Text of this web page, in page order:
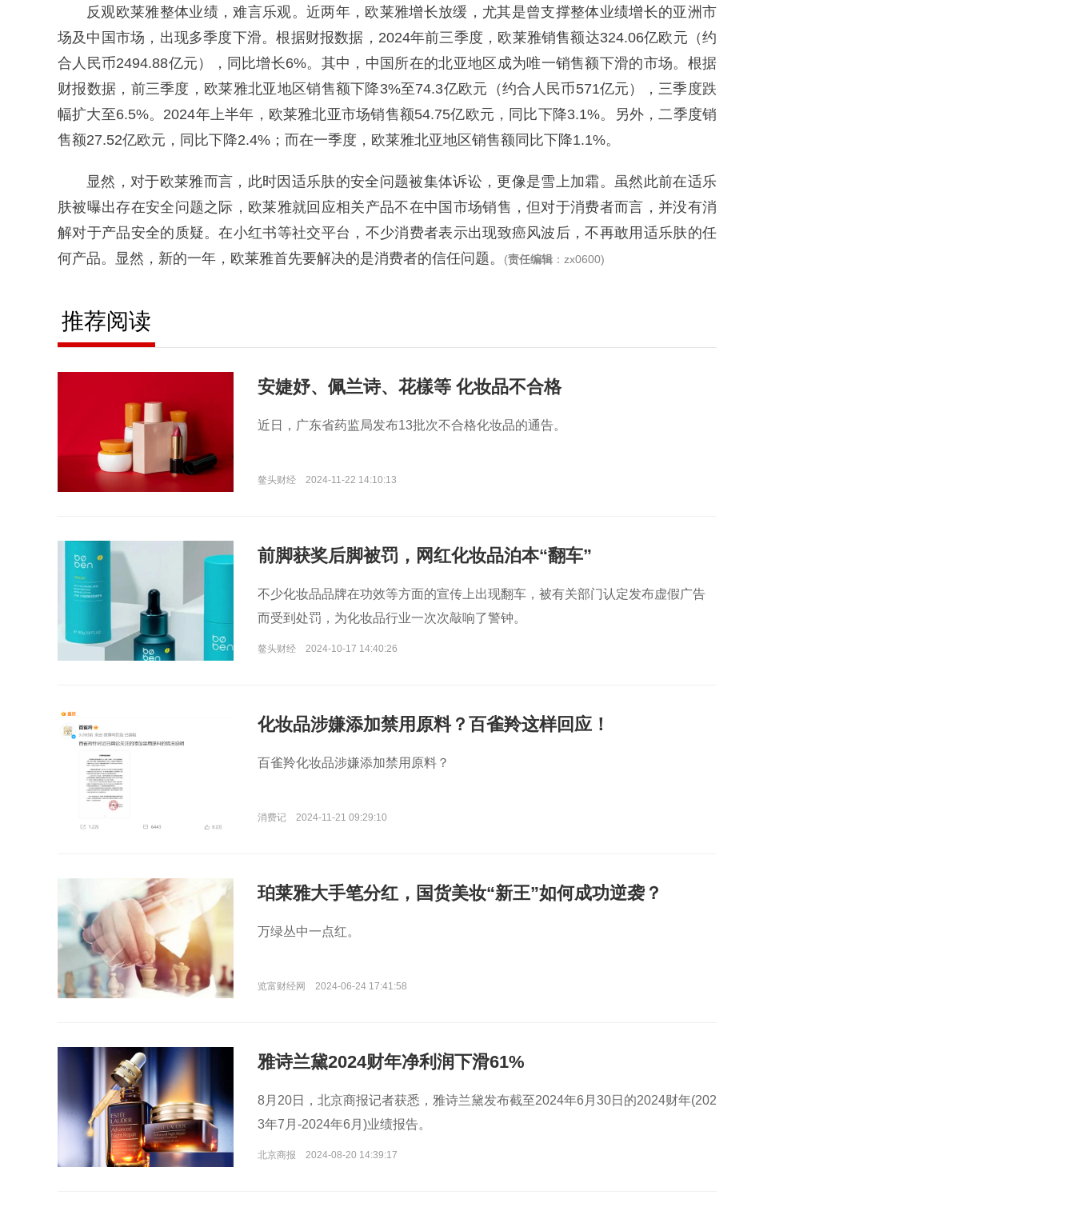
反观欧莱雅整体业绩，难言乐观。近两年，欧莱雅增长放缓，尤其是曾支撑整体业绩增长的亚洲市
场及中国市场，出现多季度下滑。根据财报数据，2024年前三季度，欧莱雅销售额达324.06亿欧元（约
合人民币2494.88亿元），同比增长6%。其中，中国所在的北亚地区成为唯一销售额下滑的市场。根据
财报数据，前三季度，欧莱雅北亚地区销售额下降3%至74.3亿欧元（约合人民币571亿元），三季度跌
幅扩大至6.5%。2024年上半年，欧莱雅北亚市场销售额54.75亿欧元，同比下降3.1%。另外，二季度销
售额27.52亿欧元，同比下降2.4%；而在一季度，欧莱雅北亚地区销售额同比下降1.1%。
显然，对于欧莱雅而言，此时因适乐肤的安全问题被集体诉讼，更像是雪上加霜。虽然此前在适乐
肤被曝出存在安全问题之际，欧莱雅就回应相关产品不在中国市场销售，但对于消费者而言，并没有消
解对于产品安全的质疑。在小红书等社交平台，不少消费者表示出现致癌风波后，不再敢用适乐肤的任
何产品。显然，新的一年，欧莱雅首先要解决的是消费者的信任问题。
(责任编辑 ：zx0600)
推荐阅读
安婕妤、佩兰诗、花樣等 化妆品不合格
近日，广东省药监局发布13批次不合格化妆品的通告。
鳌头财经 2024-11-22 14:10:13
前脚获奖后脚被罚，网红化妆品泊本“翻车”
不少化妆品品牌在功效等方面的宣传上出现翻车，被有关部门认定发布虚假广告
而受到处罚，为化妆品行业一次次敲响了警钟。
鳌头财经 2024-10-17 14:40:26
化妆品涉嫌添加禁用原料？百雀羚这样回应！
百雀羚化妆品涉嫌添加禁用原料？
消费记 2024-11-21 09:29:10
珀莱雅大手笔分红，国货美妆“新王”如何成功逆袭？
万绿丛中一点红。
览富财经网 2024-06-24 17:41:58
雅诗兰黛2024财年净利润下滑61%
8月20日，北京商报记者获悉，雅诗兰黛发布截至2024年6月30日的2024财年(202
3年7月-2024年6月)业绩报告。
北京商报 2024-08-20 14:39:17